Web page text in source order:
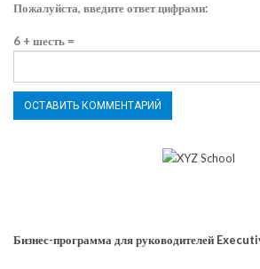
Пожалуйста, введите ответ цифрами:
6 + шесть =
Бизнес-программа для руководителей